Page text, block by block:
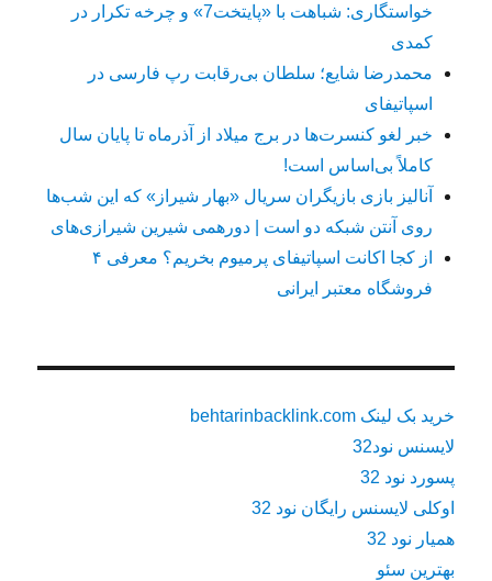
خواستگاری: شباهت با «پایتخت7» و چرخه تکرار در
کمدی
محمدرضا شایع؛ سلطان بی‌رقابت رپ فارسی در
اسپاتیفای
خبر لغو کنسرت‌ها در برج میلاد از آذرماه تا پایان سال
کاملاً بی‌اساس است!
آنالیز بازی بازیگران سریال «بهار شیراز» که این شب‌ها
روی آنتن شبکه دو است | دورهمی شیرین شیرازی‌های
از کجا اکانت اسپاتیفای پرمیوم بخریم؟ معرفی ۴
فروشگاه معتبر ایرانی
خرید بک لینک behtarinbacklink.com
لایسنس نود32
پسورد نود 32
اوکلی لایسنس رایگان نود 32
همیار نود 32
بهترین سئو